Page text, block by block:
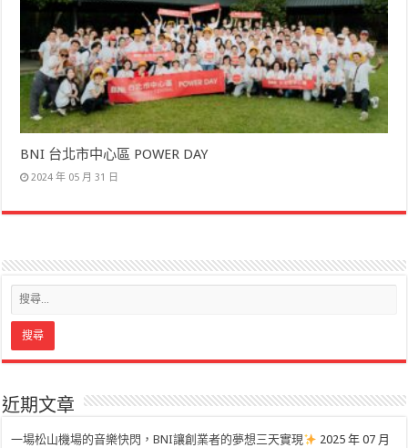
BNI 台北市中心區 POWER DAY
2024 年 05 月 31 日
近期文章
一場松山機場的音樂快閃，BNI讓創業者的夢想三天實現
2025 年 07 月